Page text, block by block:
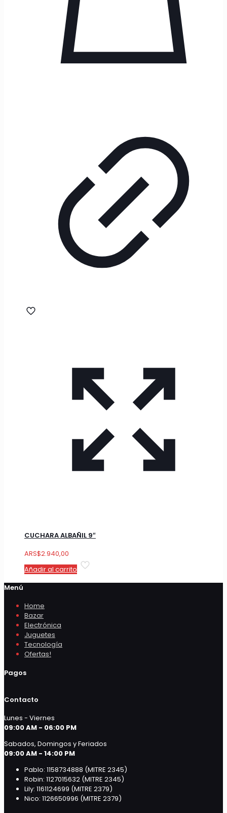
CUCHARA ALBAÑIL 9″
ARS$2.940,00
Añadir al carrito
Menú
Home
Bazar
Electrónica
Juguetes
Tecnología
Ofertas!
Pagos
Contacto
Lunes - Viernes
09:00 AM - 06:00 PM
Sabados, Domingos y Feriados
09:00 AM - 14:00 PM
Pablo: 1158734888 (MITRE 2345)
Robin: 1127015632 (MITRE 2345)
Lily: 1161124699 (MITRE 2379)
Nico: 1126650996 (MITRE 2379)